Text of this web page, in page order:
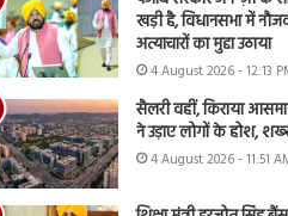
खड़ी है, विधानसभा में
अत्याचारों का मुद्दा उठाया
4 August 2026 - 12:13
सैलरी वहीं, किराया
ने उड़ाए लोगों के होश,
4 August 2026 - 11:51